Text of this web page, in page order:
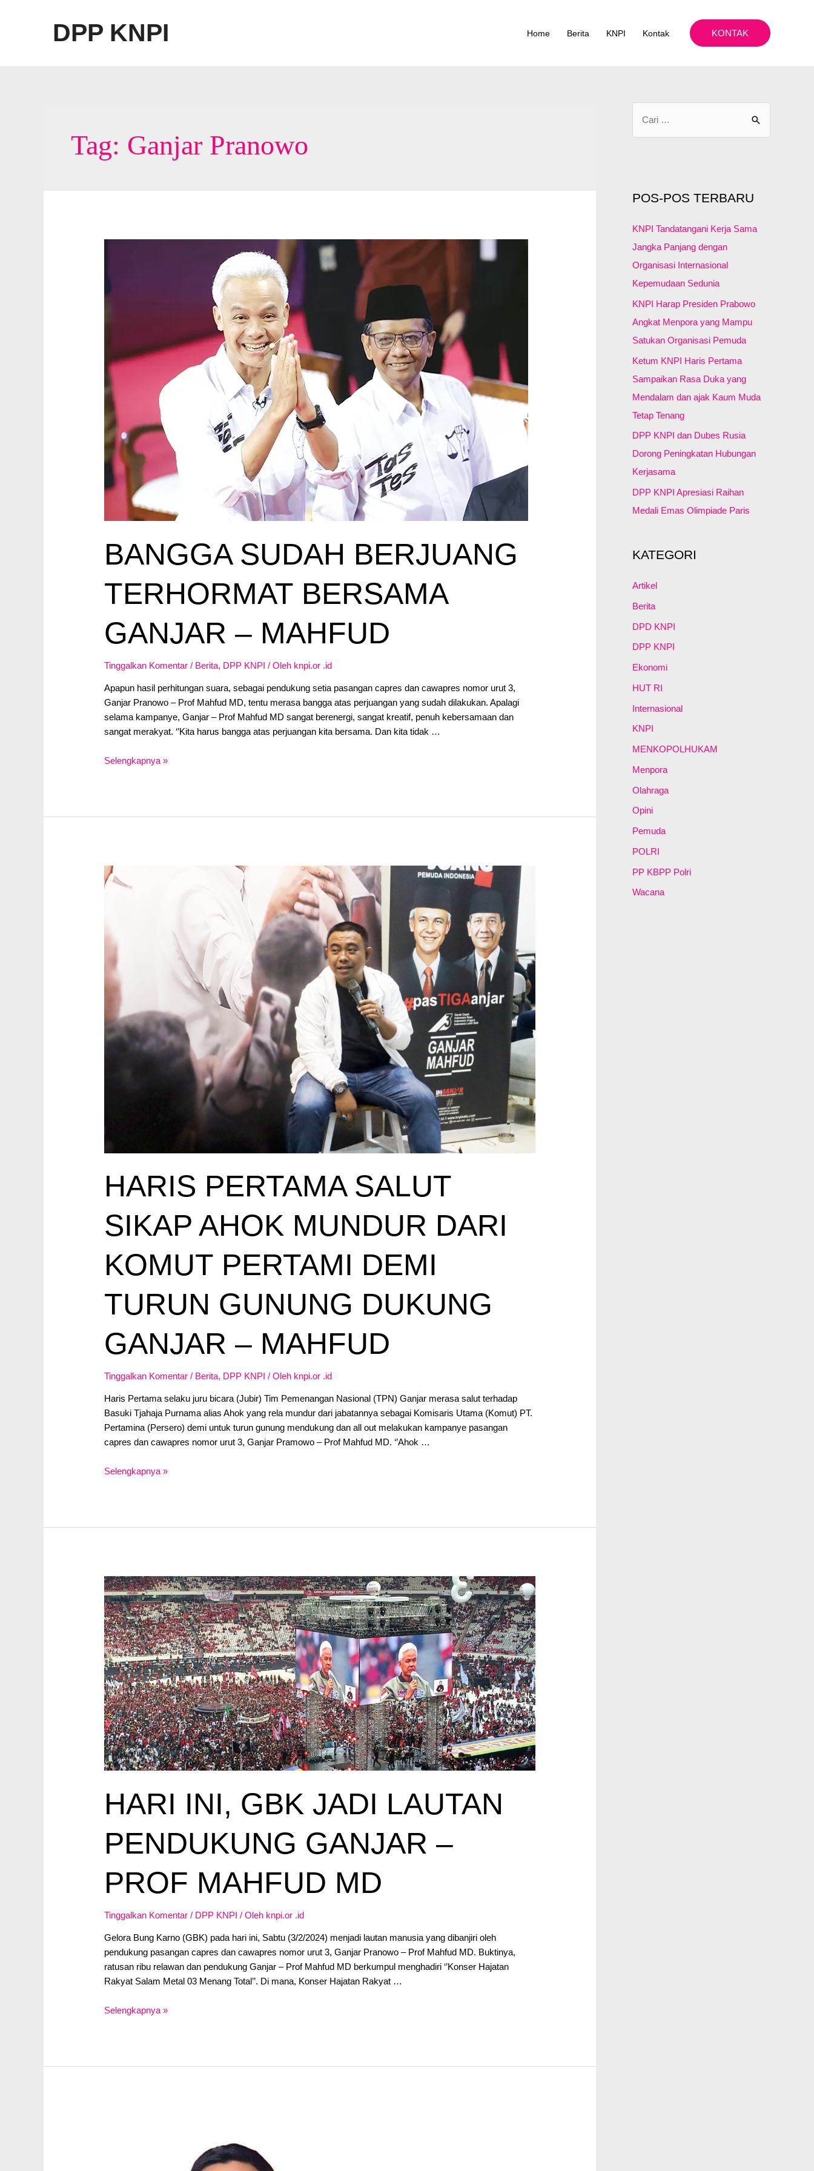
DPP KNPI Home Berita KNPI Kontak KONTAK
Tag: Ganjar Pranowo
BANGGA SUDAH BERJUANG
TERHORMAT BERSAMA
GANJAR – MAHFUD
Tinggalkan Komentar / Berita, DPP KNPI / Oleh knpi.or .id
Apapun hasil perhitungan suara, sebagai pendukung setia pasangan capres dan cawapres nomor urut 3,
Ganjar Pranowo – Prof Mahfud MD, tentu merasa bangga atas perjuangan yang sudah dilakukan. Apalagi
selama kampanye, Ganjar – Prof Mahfud MD sangat berenergi, sangat kreatif, penuh kebersamaan dan
sangat merakyat. ‘’Kita harus bangga atas perjuangan kita bersama. Dan kita tidak …
Bangga
Bersama
Selengkapnya »
HARIS PERTAMA SALUT
SIKAP AHOK MUNDUR DARI
KOMUT PERTAMI DEMI
TURUN GUNUNG DUKUNG
GANJAR – MAHFUD
Tinggalkan Komentar / Berita, DPP KNPI / Oleh knpi.or .id
Haris Pertama selaku juru bicara (Jubir) Tim Pemenangan Nasional (TPN) Ganjar merasa salut terhadap
Basuki Tjahaja Purnama alias Ahok yang rela mundur dari jabatannya sebagai Komisaris Utama (Komut) PT.
Pertamina (Persero) demi untuk turun gunung mendukung dan all out melakukan kampanye pasangan
capres dan cawapres nomor urut 3, Ganjar Pramowo – Prof Mahfud MD. ‘’Ahok …
Haris
Ahok
Pertami
Demi
Turun
Gunung
Dukung
Ganjar
–
Mahfud
Selengkapnya »
HARI INI, GBK JADI LAUTAN
PENDUKUNG GANJAR –
PROF MAHFUD MD
Tinggalkan Komentar / DPP KNPI / Oleh knpi.or .id
Gelora Bung Karno (GBK) pada hari ini, Sabtu (3/2/2024) menjadi lautan manusia yang dibanjiri oleh
pendukung pasangan capres dan cawapres nomor urut 3, Ganjar Pranowo – Prof Mahfud MD. Buktinya,
ratusan ribu relawan dan pendukung Ganjar – Prof Mahfud MD berkumpul menghadiri ‘’Konser Hajatan
Rakyat Salam Metal 03 Menang Total’’. Di mana, Konser Hajatan Rakyat …
Hari
Lautan
Selengkapnya »
n
POS-POS TERBARU
KNPI Tandatangani Kerja Sama
Jangka Panjang dengan
Organisasi Internasional
Kepemudaan Sedunia
KNPI Harap Presiden Prabowo
Angkat Menpora yang Mampu
Satukan Organisasi Pemuda
Ketum KNPI Haris Pertama
Sampaikan Rasa Duka yang
Mendalam dan ajak Kaum Muda
Tetap Tenang
DPP KNPI dan Dubes Rusia
Dorong Peningkatan Hubungan
Kerjasama
DPP KNPI Apresiasi Raihan
Medali Emas Olimpiade Paris
KATEGORI
Artikel
Berita
DPD KNPI
DPP KNPI
Ekonomi
HUT RI
Internasional
KNPI
MENKOPOLHUKAM
Menpora
Olahraga
Opini
Pemuda
POLRI
PP KBPP Polri
Wacana